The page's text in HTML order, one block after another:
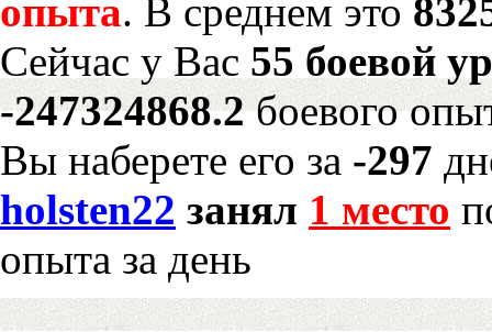
опыта. В среднем это
Сейчас у Вас 55 боевой
-247324868.2боевого
Вы наберете его за -297
holsten22 занял 1 место
опыта за день